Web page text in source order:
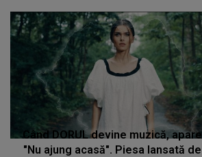
Când DORUL devine muzică, apare
"Nu ajung acasă". Piesa lansată de